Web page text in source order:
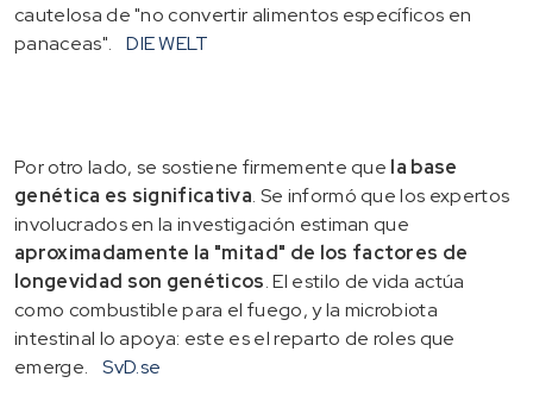
cautelosa de "no convertir alimentos específicos en
panaceas".
DIE WELT
Por otro lado, se sostiene firmemente que la base
genética es significativa. Se informó que los expertos
involucrados en la investigación estiman que
aproximadamente la "mitad" de los factores de
longevidad son genéticos. El estilo de vida actúa
como combustible para el fuego, y la microbiota
intestinal lo apoya: este es el reparto de roles que
emerge.
SvD.se